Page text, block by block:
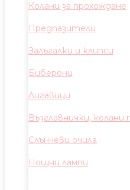
Колани за прохождане
Предпазители
Залъгалки и клипси
Биберони
Лигавици
Възглавнички,
Слънчеви очила
Нощни лампи